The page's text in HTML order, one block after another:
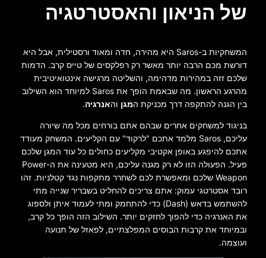
של הניאון והאסטרטגיה
המשחקיות ב-Saros היא מהירה, חדה ומאוד ורסטילית, אבל היא
דורשת מכם הרבה יותר מאשר רק רפלקסים של טייס קרב. הדמות
שלכם זזה במהירות מדהימה, והשליטה מרגישה אינטואיטיבית
מהרגע הראשון. מה שבאמת הופך את Saros למיוחד הוא השילוב
בין הגנה להתקפה דרך מכניקת המגן והאנרגיה.
בניגוד למשחקים אחרים שבהם אתם בורחים מכל מה שיורה
עליכם, Saros מלמד אתכם "לרקוד" עם הקליעים. המשחק מעודד
אתכם להיפגע באופן אקטיבי מקליעים כחולים כל עוד המגן שלכם
פעיל. הפעולה הזו לא רק מגנה עליכם, היא מטעינה את ה-Power
Weapon שלכם ומאפשרת לכם לשחרר מתקפות נגד קטלניות. זהו
רובד אסטרטגי עמוק: אתם צריכים להחליט בשבריר שנייה מתי
להשתמש בדאש (Dash) כדי להתחמק ומתי לעמוד איתן ולספוג
את האנרגיה כדי להפוך לחזקים יותר. השילוב הזה הופך כל קרב,
ובמיוחד את קרבות הבוסים המפלצתיים, לפאזל של תנועה
ועוצמה.